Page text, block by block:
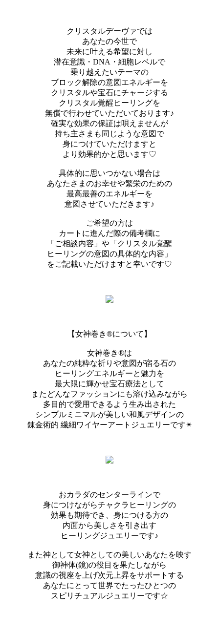
クリスタルデーヴァでは
あなたの今世で
未来に叶える希望に対し
潜在意識・DNA・細胞レベルで
乗り越えたいテーマの
ブロック解除の意図エネルギーを
クリスタルや宝石にチャージする
クリスタル覚醒ヒーリングを
無償で行わせていただいております♪
確実な効果の保証は唄えませんが
持ち主さまも同じような意図で
身につけていただけますと
より効果的かと思います♡
具体的に思いつかない場合は
あなたさまのお幸せや繁栄のための
最高最善のエネルギーを
意図させていただきます♪
ご希望の方は
カートに進んだ際の備考欄に
「ご相談内容」や「クリスタル覚醒
ヒーリングの意図の具体的な内容」
をご記載いただけますと幸いです♡
【女神巻き®︎について】
女神巻き®︎は
あなたの純粋な祈りや意図が宿る石の
ヒーリングエネルギーと魅力を
最大限に輝かせ宝石療法として
またどんなファッションにも溶け込みながら
多目的で愛用できるよう生み出された
シンプルミニマルが美しい和風デザインの
錬金術的 繊細ワイヤーアートジュエリーです✴︎
おカラダのセンターラインで
身につけながらチャクラヒーリングの
効果も期待でき、身につける方の
内面から美しさを引き出す
ヒーリングジュエリーです♪
また神として女神としての美しいあなたを映す
御神体(鏡)の役目を果たしながら
意識の視座を上げ次元上昇をサポートする
あなたにとって世界でたったひとつの
スピリチュアルジュエリーです☆